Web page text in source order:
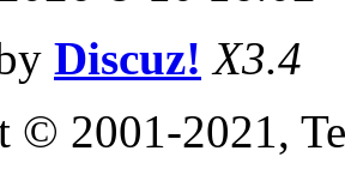
Discuz! X3.4
© 2001-2021,